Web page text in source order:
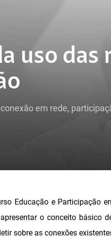
uso das
em rede,
Educação e Participação
o conceito básico
sobre as conexões